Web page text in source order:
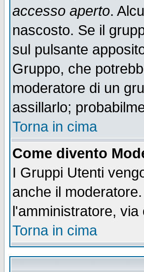
accesso aperto.
nascosto. Se il
sul pulsante
Gruppo, che
moderatore di un
assillarlo;
Torna in cima
Come divento
I Gruppi Utenti
anche il
l'amministratore,
Torna in cima